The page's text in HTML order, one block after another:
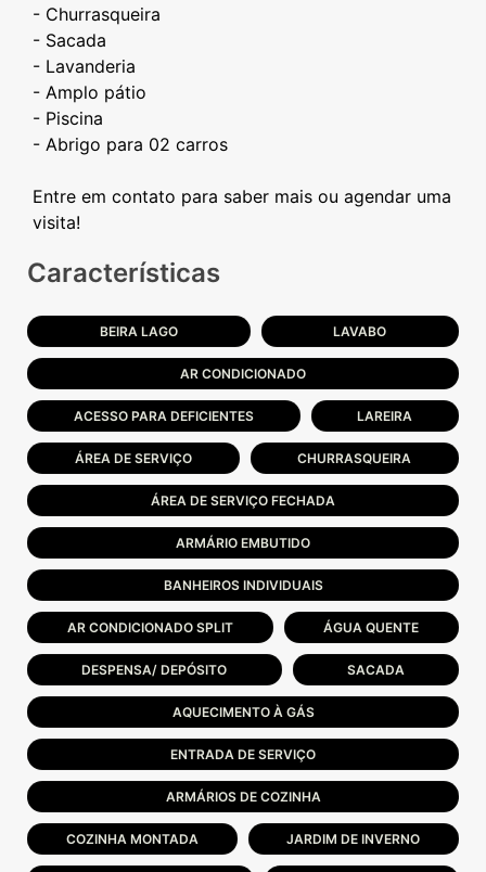
- Churrasqueira
- Sacada
- Lavanderia
- Amplo pátio
- Piscina
- Abrigo para 02 carros
Entre em contato para saber mais ou agendar uma
Características
BEIRA LAGO LAVABO
AR CONDICIONADO
ACESSO PARA DEFICIENTES LAREIRA
ÁREA DE SERVIÇO CHURRASQUEIRA
ÁREA DE SERVIÇO FECHADA
ARMÁRIO EMBUTIDO
BANHEIROS INDIVIDUAIS
AR CONDICIONADO SPLIT ÁGUA QUENTE
DESPENSA/ DEPÓSITO SACADA
AQUECIMENTO À GÁS
ENTRADA DE SERVIÇO
ARMÁRIOS DE COZINHA
COZINHA MONTADA JARDIM DE INVERNO